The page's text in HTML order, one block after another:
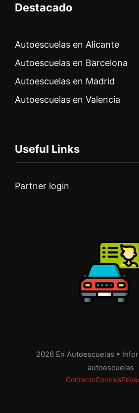
Destacado
Autoescuelas en Alicante
Autoescuelas en Barcelona
Autoescuelas en Madrid
Autoescuelas en Valencia
Useful Links
Partner login
2026 En Autoescuelas •
autoescuelas
ContactoCookies